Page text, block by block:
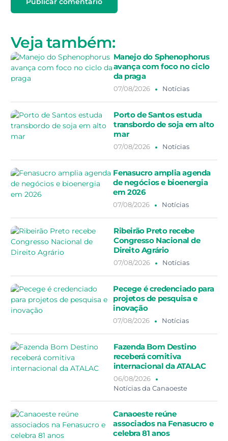
Veja também:
Manejo do Sphenophorus
avança com foco no ciclo
da praga
07/08/2026 Notícias
Porto de Santos estuda
transbordo de soja em alto
mar
07/08/2026 Notícias
Fenasucro amplia agenda
de negócios e bioenergia
em 2026
07/08/2026 Notícias
Ribeirão Preto recebe
Congresso Nacional de
Direito Agrário
07/08/2026 Notícias
Pecege é credenciado para
projetos de pesquisa e
inovação
07/08/2026 Notícias
Fazenda Bom Destino
receberá comitiva
internacional da ATALAC
06/08/2026
Notícias da Canaoeste
Canaoeste reúne
associados na Fenasucro e
celebra 81 anos